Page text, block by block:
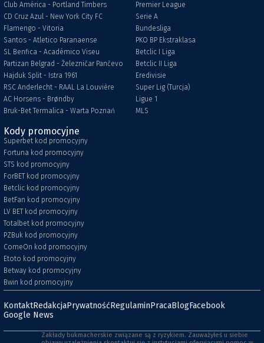
Club América - Portland Timbers
CD Cruz Azul - New York City FC
Flamengo - Vitoria
Santos - Atletico Paranaense
SL Benfica - Académico Viseu
Partizan Belgrad - Železničar Pančevo
Hajduk Split - Istra 1961
RSC Anderlecht - RAAL La Louvière
AC Horsens - Brøndby
Bruk-Bet Termalica - Warta Poznań
Premier League
Serie A
Bundesliga
PKO BP Ekstraklasa
Betclic I Liga
Betclic II Liga
Eredivisie
Super Lig (Turcja)
Ligue 1
MLS
Kody promocyjne
Superbet kod promocyjny
Fortuna kod promocyjny
STS kod promocyjny
ForBET kod promocyjny
Betclic kod promocyjny
BetFan kod promocyjny
LV BET kod promocyjny
Totalbet kod promocyjny
PZBuk kod promocyjny
ComeOn kod promocyjny
Etoto kod promocyjny
Betway kod promocyjny
Bwin kod promocyjny
KontaktRedakcjaPrywatnośćRegulaminPracaBlogFacebook
Google News
Zakłady bukmacherskie związane są z ryzykiem. Zauważyłeś u siebie